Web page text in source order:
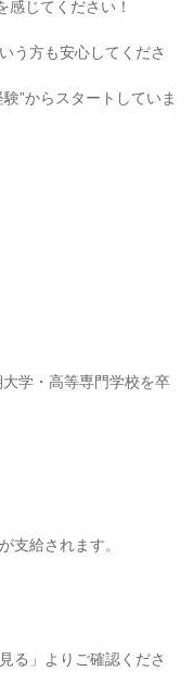
感じてください！
う方も安心してくださ
”からスタートしていま
学・高等専門学校を卒
支給されます。
る」よりご確認くださ